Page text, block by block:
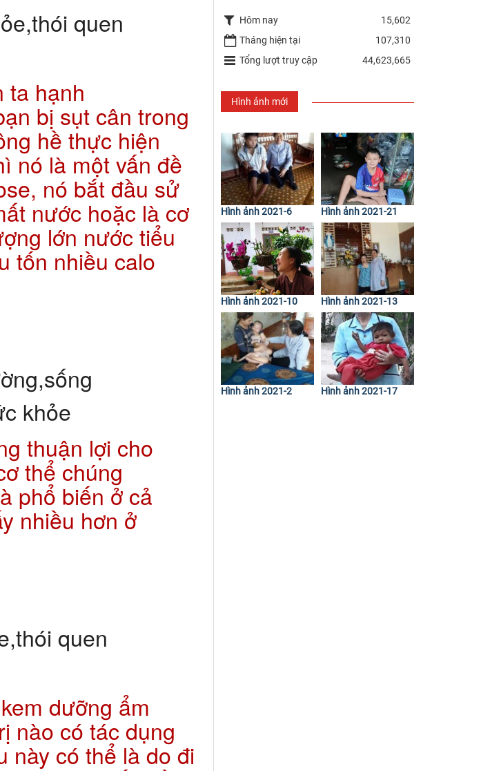
ta hạnh
bị sụt cân trong
hề thực hiện
nó là một vấn đề
nó bắt đầu sử
nước hoặc là cơ
lớn nước tiểu
tốn nhiều calo
thuận lợi cho
thể chúng
phổ biến ở cả
nhiều hơn ở
dưỡng ẩm
nào có tác dụng
này có thể là do đi
Hôm nay
15,602
Tháng hiện tại
107,310
Tổng lượt truy cập
44,623,665
Hình ảnh mới
Hình ảnh 2021-6 Hình ảnh 2021-21
Hình ảnh 2021-10 Hình ảnh 2021-13
Hình ảnh 2021-2 Hình ảnh 2021-17